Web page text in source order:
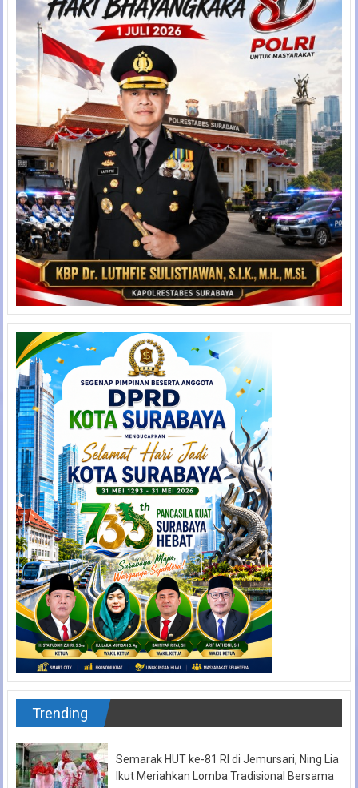
Trending
Semarak HUT ke-81 RI di Jemursari, Ning Lia
Ikut Meriahkan Lomba Tradisional Bersama